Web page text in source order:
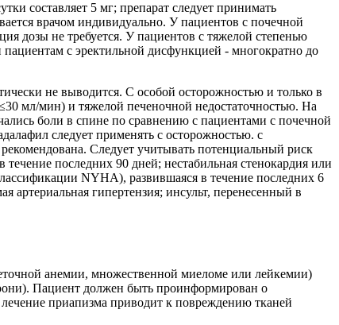
составляет 5 мг; препарат следует принимать
врачом индивидуально. У пациентов с почечной
дозы не требуется. У пациентов с тяжелой степенью
с эректильной дисфункцией - многократно до
не выводится. С особой осторожностью и только в
мл/мин) и тяжелой печеночной недостаточностью. На
боли в спине по сравнению с пациентами с почечной
следует применять с осторожностью. с
Следует учитывать потенциальный риск
последних 90 дней; нестабильная стенокардия или
NYHA), развившаяся в течение последних 6
артериальная гипертензия; инсульт, перенесенный в
анемии, множественной миеломе или лейкемии)
Пациент должен быть проинформирован о
приапизма приводит к повреждению тканей